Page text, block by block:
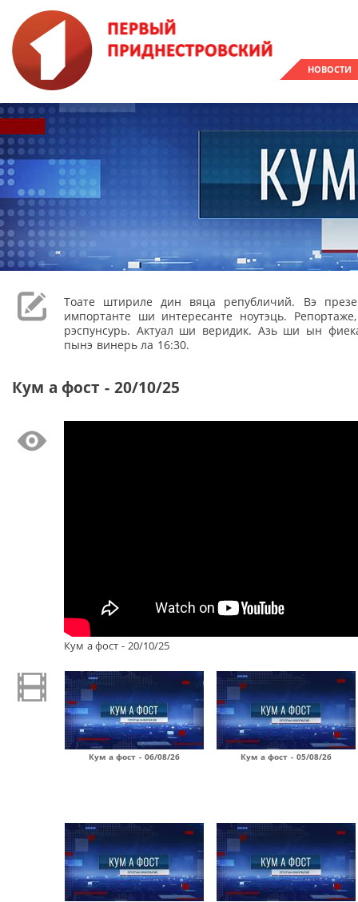
НОВОСТИ
Тоате штириле дин вяца републичий. Вэ
импортанте ши интересанте ноутэць.
рэспунсурь. Актуал ши веридик. Азь ши ын
пынэ винерь ла 16:30.
Кум а фост - 20/10/25
Кум а фост - 20/10/25
Кум а фост - 06/08/26 Кум а фост - 05/08/26